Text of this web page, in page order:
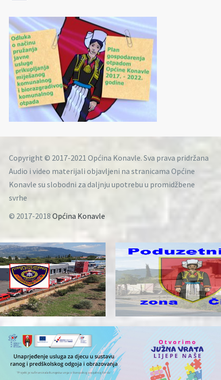
Copyright © 2017-2021 Općina Konavle. Sva prava pridržana
Audio i video materijali objavljeni na stranicama Općine
Konavle su slobodni za daljnju upotrebu u promidžbene
svrhe
© 2017-2018 Općina Konavle